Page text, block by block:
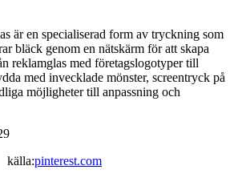
är en specialiserad form av tryckning som
bläck genom en nätskärm för att skapa
reklamglas med företagslogotyper till
med invecklade mönster, screentryck på
möjligheter till anpassning och
källa:pinterest.com